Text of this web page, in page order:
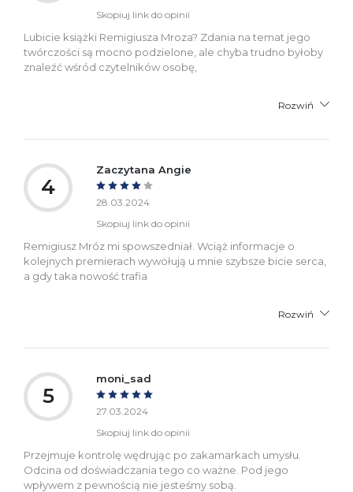
Skopiuj link do opinii
Lubicie książki Remigiusza Mroza? Zdania na temat jego
twórczości są mocno podzielone, ale chyba trudno byłoby
znaleźć wśród czytelników osobę,
Rozwiń
4
Zaczytana Angie
28.03.2024
Skopiuj link do opinii
Remigiusz Mróz mi spowszedniał. Wciąż informacje o
kolejnych premierach wywołują u mnie szybsze bicie serca,
a gdy taka nowość trafia
Rozwiń
5
moni_sad
27.03.2024
Skopiuj link do opinii
Przejmuje kontrolę wędrując po zakamarkach umysłu.
Odcina od doświadczania tego co ważne. Pod jego
wpływem z pewnością nie jesteśmy sobą.